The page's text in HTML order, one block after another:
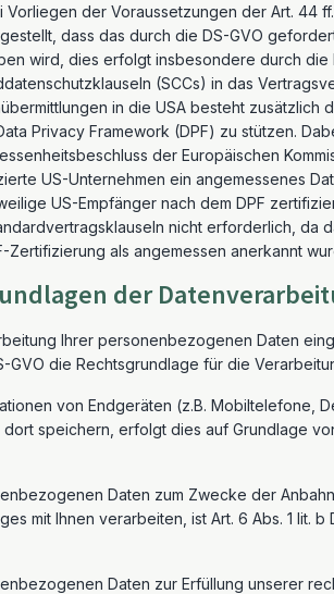
der Voraussetzungen der Art. 44 ff.
dass das durch die DS-GVO
wird, dies erfolgt insbesondere durch die
(SCCs) in das
in die USA besteht zusätzlich
Privacy Framework (DPF) zu stützen.
der Europäischen
US-Unternehmen ein angemessenes
US-Empfänger nach dem DPF
nicht erforderlich, da
Zertifizierung als angemessen anerkannt
der
Ihrer personenbezogenen Daten
GVO die Rechtsgrundlage für die
von Endgeräten (z.B. Mobiltelefone,
speichern, erfolgt dies auf Grundlage
Daten zum Zwecke der
mit Ihnen verarbeiten, ist Art. 6 Abs. 1 lit. b
Daten zur Erfüllung unserer